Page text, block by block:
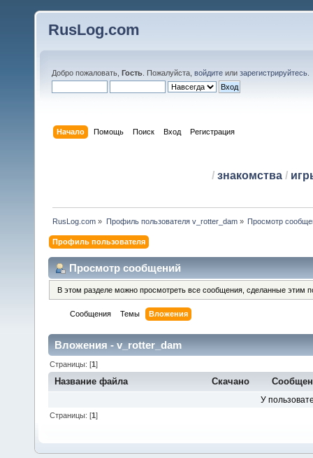
RusLog.com
Добро пожаловать, Гость . Пожалуйста, войдите или зарегистрируйтесь
Начало Помощь Поиск Вход Регистрация
/ знакомства/
RusLog.com » Профиль пользователя v_rotter_dam» Просмотр
Профиль пользователя
Просмотр сообщений
В этом разделе можно просмотреть все сообщения, сделанные этим
Сообщения Темы Вложения
Вложения - v_rotter_dam
Страницы: [1]
Название файла Скачано
У
Страницы: [1]